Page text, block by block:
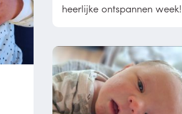
heerlijke ontspannen week!